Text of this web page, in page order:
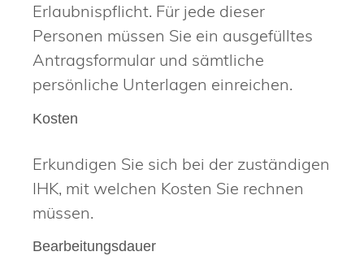
Erlaubnispflicht. Für jede dieser
Personen müssen Sie ein ausgefülltes
Antragsformular und sämtliche
persönliche Unterlagen einreichen.
Kosten
Erkundigen Sie sich bei der zuständigen
IHK, mit welchen Kosten Sie rechnen
müssen.
Bearbeitungsdauer